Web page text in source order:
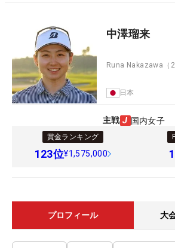
中澤瑠来
Runa Nakazawa （
日本
主戦 国内女子
賞金ランキング
123位¥1,575,000
プロフィール 大